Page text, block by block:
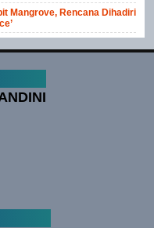
Mangrove, Rencana Dihadiri